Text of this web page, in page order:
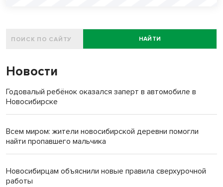
НАЙТИ
Новости
Годовалый ребёнок оказался заперт в автомобиле в
Новосибирске
Всем миром: жители новосибирской деревни помогли
найти пропавшего мальчика
Новосибирцам объяснили новые правила сверхурочной
работы